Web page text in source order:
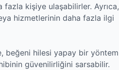
kişiye ulaşabilirler. Ayrıca,
hizmetlerinin daha fazla ilgi
beğeni hilesi yapay bir yöntem
güvenilirliğini sarsabilir.